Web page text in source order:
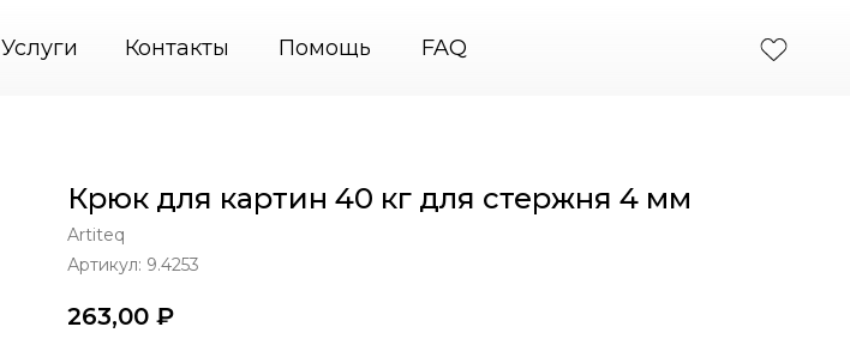
FAQ
Помощь
Контакты
Услуги
Крюк для картин 40 кг для стержня 4 мм
Artiteq
Артикул: 9.4253
263,00 ₽